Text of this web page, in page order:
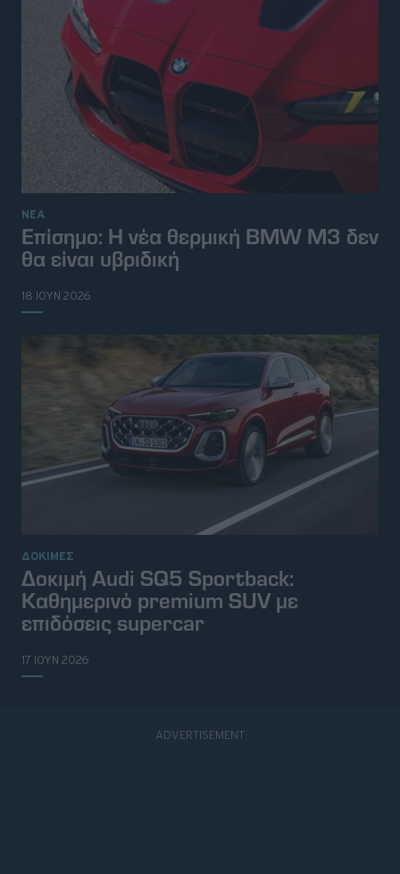
ΝΕΑ
Επίσημο: Η νέα θερμική BMW Μ3 δεν
θα είναι υβριδική
18 ΙΟΥΝ 2026
ΔΟΚΙΜΕΣ
Δοκιμή Audi SQ5 Sportback:
Καθημερινό premium SUV με
επιδόσεις supercar
17 ΙΟΥΝ 2026